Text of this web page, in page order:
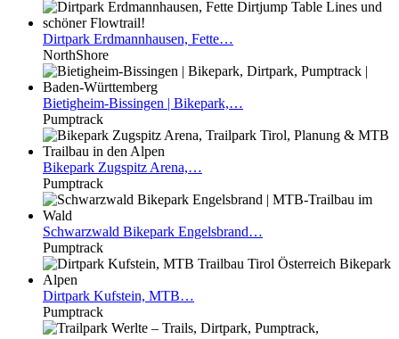
Dirtpark Erdmannhausen, Fette…
NorthShore
Bietigheim-Bissingen | Bikepark,…
Pumptrack
Bikepark Zugspitz Arena,…
Pumptrack
Schwarzwald Bikepark Engelsbrand…
Pumptrack
Dirtpark Kufstein, MTB…
Pumptrack